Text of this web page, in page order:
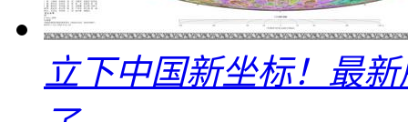
立下中国新坐标！最